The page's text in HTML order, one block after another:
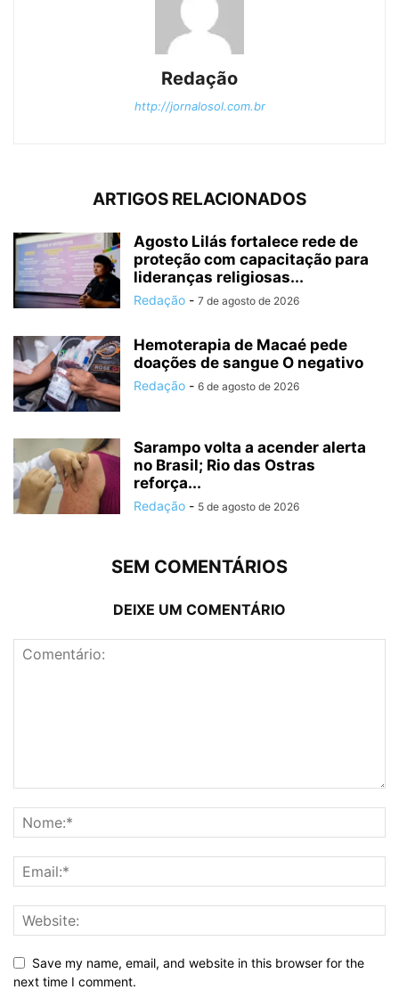
Redação
http://jornalosol.com.br
ARTIGOS RELACIONADOS
Agosto Lilás fortalece rede de
proteção com capacitação para
lideranças religiosas...
Redação - 7 de agosto de 2026
Hemoterapia de Macaé pede
doações de sangue O negativo
Redação - 6 de agosto de 2026
Sarampo volta a acender alerta
no Brasil; Rio das Ostras
reforça...
Redação - 5 de agosto de 2026
SEM COMENTÁRIOS
DEIXE UM COMENTÁRIO
Save my name, email, and website in this browser for the
next time I comment.